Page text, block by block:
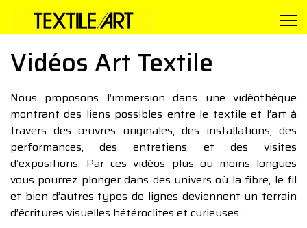
Vidéos Art Textile
Nous proposons l’immersion dans une vidéothèque
montrant des liens possibles entre le textile et l’art à
travers des œuvres originales, des installations, des
performances, des entretiens et des visites
d’expositions. Par ces vidéos plus ou moins longues
vous pourrez plonger dans des univers où la fibre, le fil
et bien d’autres types de lignes deviennent un terrain
d’écritures visuelles hétéroclites et curieuses.